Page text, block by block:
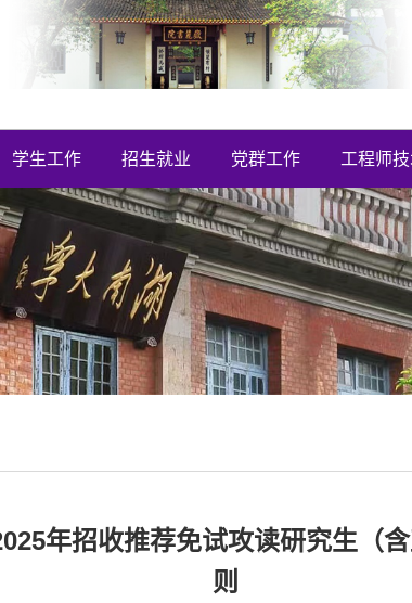
学生工作 招生就业 党群工作 工程师
年招收推荐免试攻读研究生（
则